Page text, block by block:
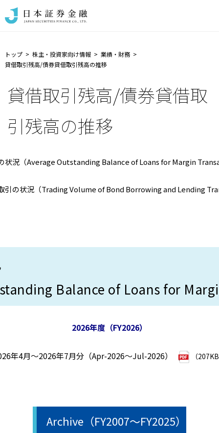
トップ 株主・投資家向け情報
業績・財務
貸借取引残高/債券貸借取引残高の推移
貸借取引残高/債券貸借取
引残高の推移
状況（Average Outstanding Balance of Loans for Margin
引の状況（Trading Volume of Bond Borrowing and Lending
Balance of Loans for
2026年度（FY2026）
年4月～2026年7月分（Apr-2026～Jul-2026） （
Archive（FY2007～FY2025）